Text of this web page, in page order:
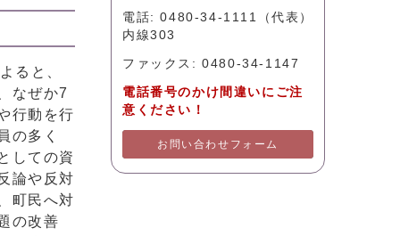
ると、
なぜか7
行動を行
の多く
しての資
論や反対
町民へ対
の改善
電話: 0480-34-1111（代表）
内線303
ファックス: 0480-34-1147
電話番号のかけ間違いにご注
意ください！
お問い合わせフォーム